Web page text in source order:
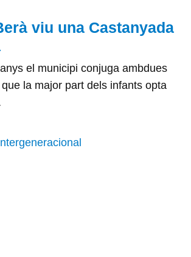
viu una Castanyada
el municipi conjuga ambdues
la major part dels infants opta